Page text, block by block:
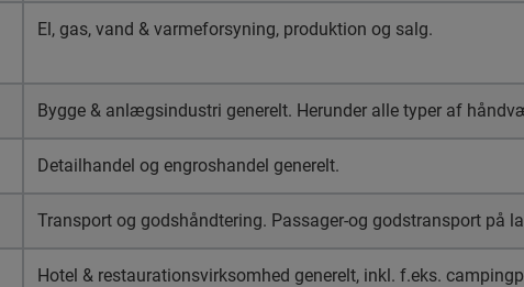
El, gas, vand & varmeforsyning, produktion og salg.
Bygge & anlægsindustri generelt. Herunder alle typer af
Detailhandel og engroshandel generelt.
Transport og godshåndtering. Passager-og godstransport på
Hotel & restaurationsvirksomhed generelt, inkl. f.eks.